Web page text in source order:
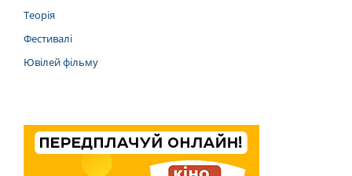
Теорія
Фестивалі
Ювілей фільму